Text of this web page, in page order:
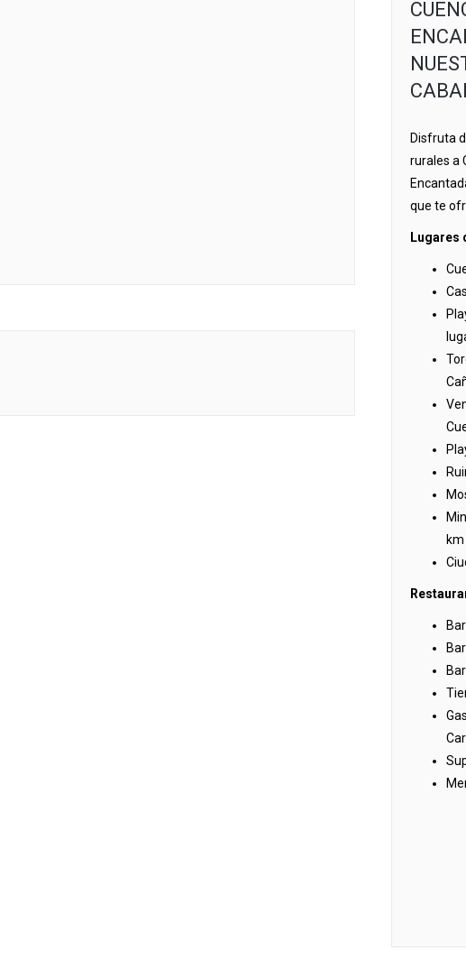
Disfruta
rurales a
que te
Lugares
km